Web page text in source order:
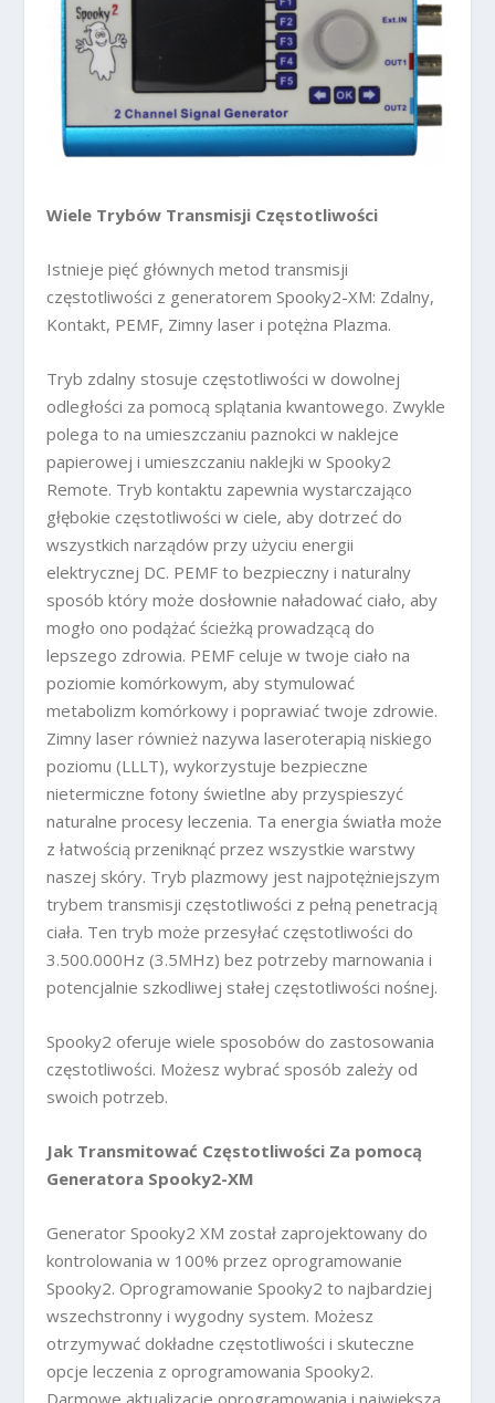
Wiele Trybów Transmisji Częstotliwości
Istnieje pięć głównych metod transmisji
częstotliwości z generatorem Spooky2-XM: Zdalny,
Kontakt, PEMF, Zimny laser i potężna Plazma.
Tryb zdalny stosuje częstotliwości w dowolnej
odległości za pomocą splątania kwantowego. Zwykle
polega to na umieszczaniu paznokci w naklejce
papierowej i umieszczaniu naklejki w Spooky2
Remote. Tryb kontaktu zapewnia wystarczająco
głębokie częstotliwości w ciele, aby dotrzeć do
wszystkich narządów przy użyciu energii
elektrycznej DC. PEMF to bezpieczny i naturalny
sposób który może dosłownie naładować ciało, aby
mogło ono podążać ścieżką prowadzącą do
lepszego zdrowia. PEMF celuje w twoje ciało na
poziomie komórkowym, aby stymulować
metabolizm komórkowy i poprawiać twoje zdrowie.
Zimny laser również nazywa laseroterapią niskiego
poziomu (LLLT), wykorzystuje bezpieczne
nietermiczne fotony świetlne aby przyspieszyć
naturalne procesy leczenia. Ta energia światła może
z łatwością przeniknąć przez wszystkie warstwy
naszej skóry. Tryb plazmowy jest najpotężniejszym
trybem transmisji częstotliwości z pełną penetracją
ciała. Ten tryb może przesyłać częstotliwości do
3.500.000Hz (3.5MHz) bez potrzeby marnowania i
potencjalnie szkodliwej stałej częstotliwości nośnej.
Spooky2 oferuje wiele sposobów do zastosowania
częstotliwości. Możesz wybrać sposób zależy od
swoich potrzeb.
Jak Transmitować Częstotliwości Za pomocą
Generatora Spooky2-XM
Generator Spooky2 XM został zaprojektowany do
kontrolowania w 100% przez oprogramowanie
Spooky2. Oprogramowanie Spooky2 to najbardziej
wszechstronny i wygodny system. Możesz
otrzymywać dokładne częstotliwości i skuteczne
opcje leczenia z oprogramowania Spooky2.